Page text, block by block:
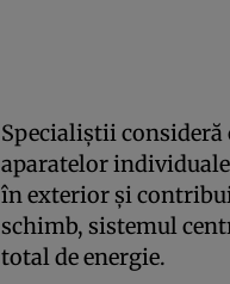
Specialiștii consideră
aparatelor individuale
în exterior și
schimb, sistemul
total de energie.